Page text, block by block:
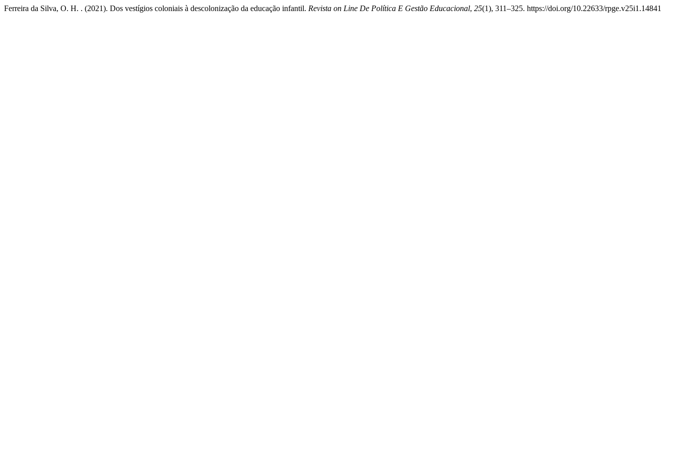
Ferreira da Silva, O. H. . (2021). Dos vestígios coloniais à descolonização da educação infantil. Revista on Line De Política E Gestão Educacional, 25(1), 311–325. https://doi.org/10.22633/rpge.v25i1.14841